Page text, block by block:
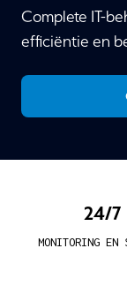
Complete IT-
efficiëntie en
24/7
MONITORING EN